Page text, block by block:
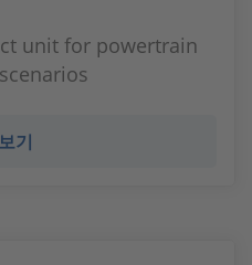
unit for powertrain
기